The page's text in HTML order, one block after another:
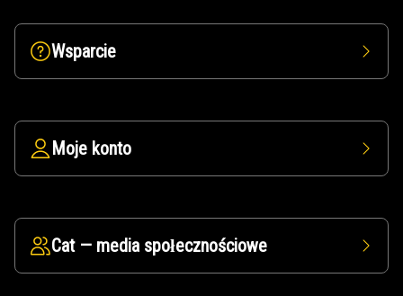
Wsparcie
Moje konto
Cat — media społecznościowe